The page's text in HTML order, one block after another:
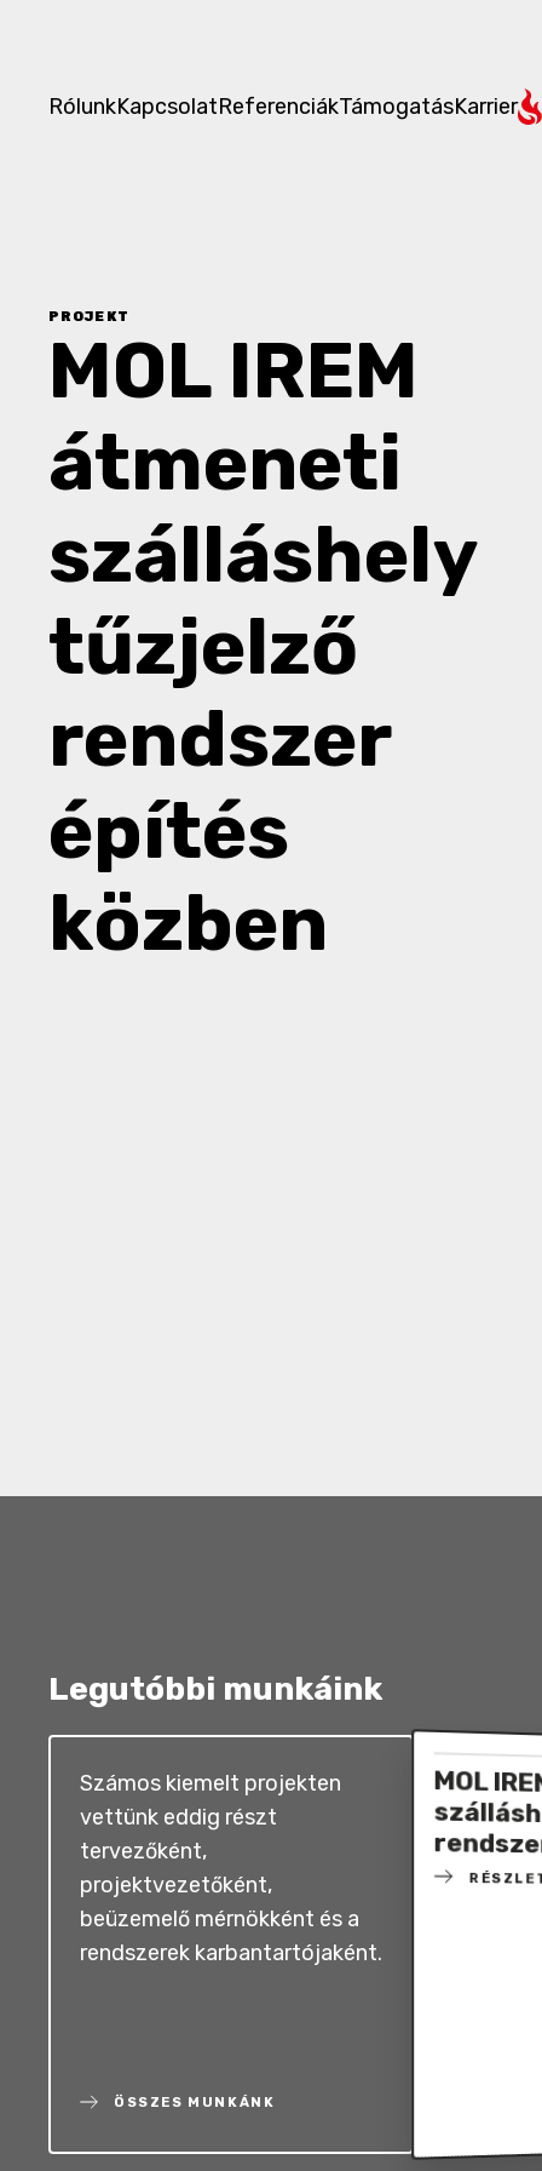
RólunkKapcsolatReferenciákTámogatásKarrier
PROJEKT
MOL IREM
átmeneti
szálláshely
tűzjelző
rendszer
építés
közben
Legutóbbi munkáink
Számos kiemelt projekten
vettünk eddig részt
tervezőként,
projektvezetőként,
beüzemelő mérnökként és a
rendszerek karbantartójaként.
ÖSSZES MUNKÁNK
MOL